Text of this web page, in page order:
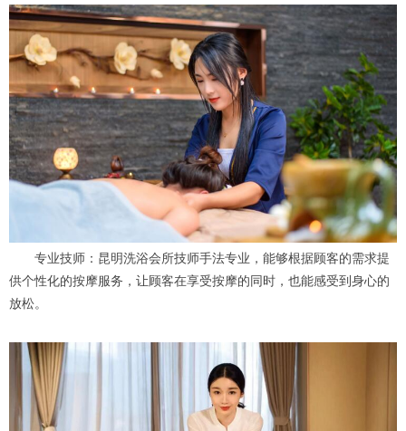
专业技师：昆明洗浴会所技师手法专业，能够根据顾客的需求提
供个性化的按摩服务，让顾客在享受按摩的同时，也能感受到身心的
放松。